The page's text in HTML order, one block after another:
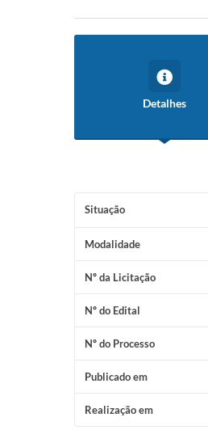
Detalhes
Situação
Modalidade
Nº da Licitação
Nº do Edital
Nº do Processo
Publicado em
Realização em